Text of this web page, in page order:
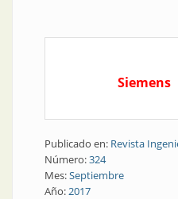
Siemens
Publicado en: Revista
Número:324
Mes:Septiembre
Año:2017